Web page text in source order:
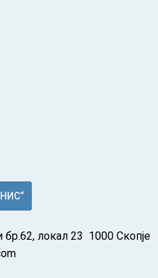
бр.62, локал 23 1000 Скопје